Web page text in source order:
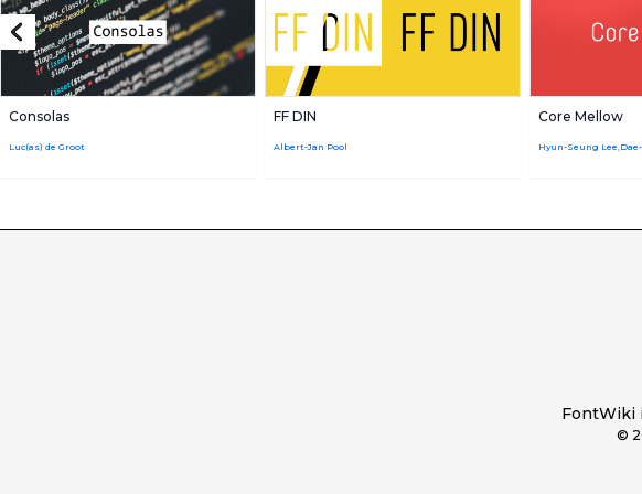
Consolas
Luc(as) de Groot
FF DIN
Albert-Jan Pool
Core Mellow
Hyun-Seung
FontWiki
©